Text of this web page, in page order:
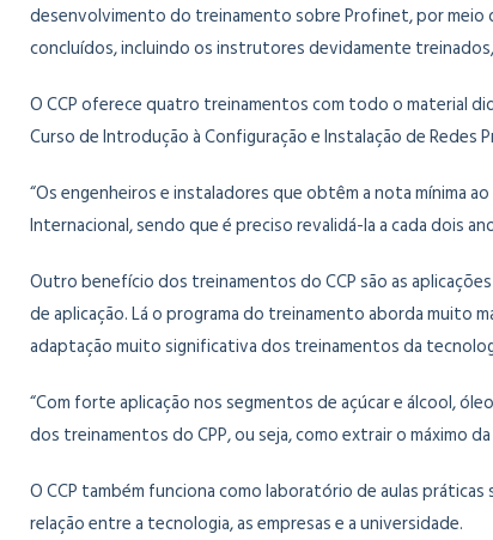
desenvolvimento do treinamento sobre Profinet, por meio
concluídos, incluindo os instrutores devidamente
O CCP oferece quatro treinamentos com todo o material
Curso de Introdução à Configuração e Instalação de
“Os engenheiros e instaladores que obtêm a nota mínima
Internacional, sendo que é preciso revalidá-la a cada dois
Outro benefício dos treinamentos do CCP são as
de aplicação. Lá o programa do treinamento aborda muito
adaptação muito significativa dos treinamentos da
“Com forte aplicação nos segmentos de açúcar e álcool,
dos treinamentos do CPP, ou seja, como extrair o
O CCP também funciona como laboratório de aulas
relação entre a tecnologia, as empresas e a universidade.